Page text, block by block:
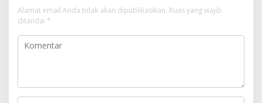
Alamat email Anda tidak akan dipublikasikan. Ruas yang wajib
ditandai *